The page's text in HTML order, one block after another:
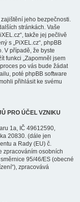
jeho bezpečnosti.
stránkách. Vaše
takže jej pečlivě
s „PiXEL.cz“, phpBB
V případě, že byste
funkci „Zapomněl jsem
po vás bude žádat
poté phpBB software
přihlásit ke svému
PRO ÚČEL VZNIKU
1a, IČ 49612590,
20830. (dále jen
a Rady (EU) č.
zpracováním osobních
95/46/ES (obecné
zpracovává